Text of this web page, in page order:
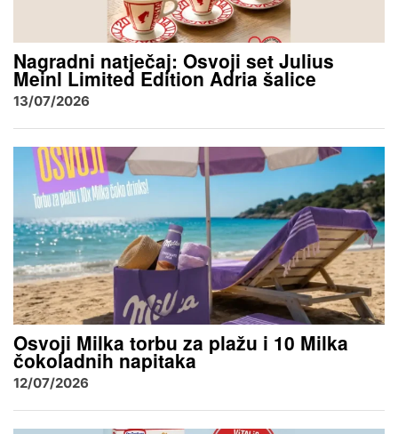
Nagradni natječaj: Osvoji set Julius
Meinl Limited Edition Adria šalice
13/07/2026
Osvoji Milka torbu za plažu i 10 Milka
čokoladnih napitaka
12/07/2026